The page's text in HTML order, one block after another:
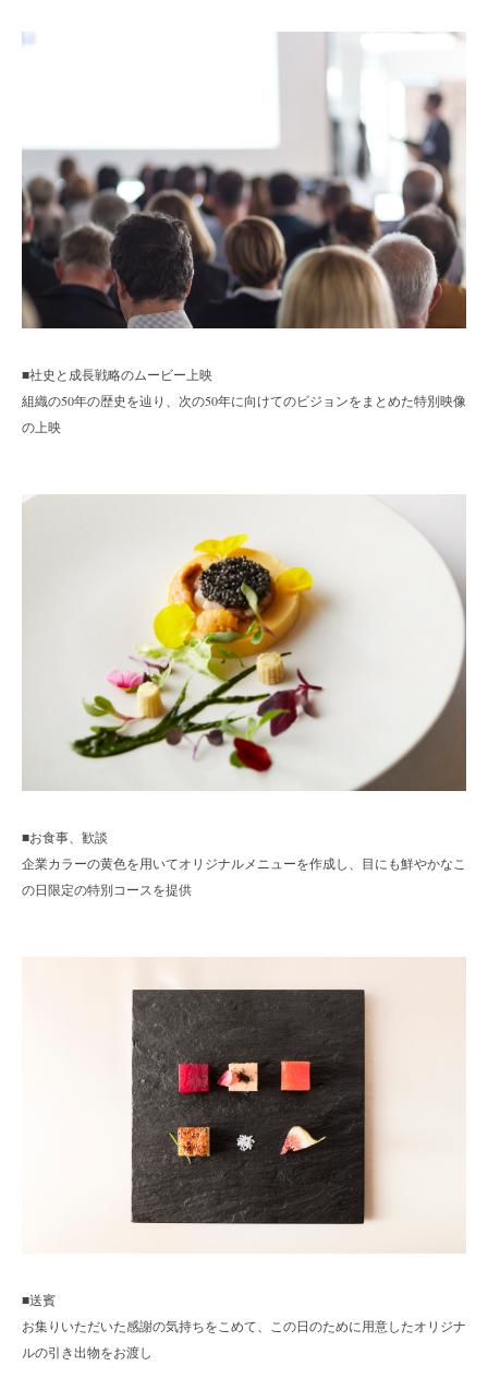
■社史と成長戦略のムービー上映
組織の50年の歴史を辿り、次の50年に向けてのビジョンをまとめた特別映像
の上映
■お食事、歓談
企業カラーの黄色を用いてオリジナルメニューを作成し、目にも鮮やかなこ
の日限定の特別コースを提供
■送賓
お集りいただいた感謝の気持ちをこめて、この日のために用意したオリジナ
ルの引き出物をお渡し